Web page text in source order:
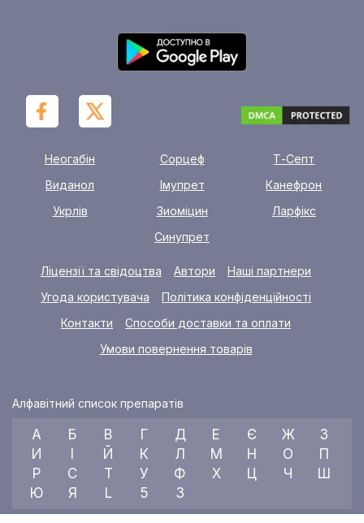
Неогабін Сорцеф
Т-Септ
Виданол
Імупрет
Канефрон
Укрлів
Зиоміцин
Ларфікс
Синупрет
Ліцензії та свідоцтва Автори
Наші партнери
Угода користувача
Політика конфіденційності
Контакти
Способи доставки та оплати
Умови повернення товарів
Алфавітний список препаратів
А Б В Г Д Е Є Ж
З
И
Й К Л М Н О
П
Р
С Т У Ф Х Ц Ч
Ш
Ю
Я L 5 3